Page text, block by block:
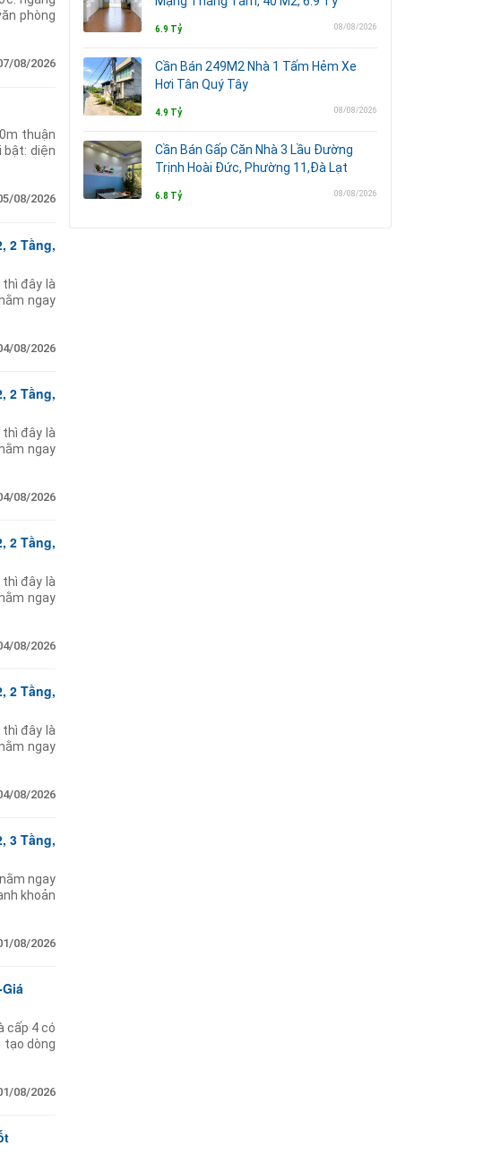
phòng
08/2026
thuận
bật: diện
08/2026
2 Tầng,
đây là
ngay
08/2026
2 Tầng,
đây là
ngay
08/2026
2 Tầng,
đây là
ngay
08/2026
2 Tầng,
đây là
ngay
08/2026
3 Tầng,
ngay
khoản
08/2026
cấp 4 có
tạo dòng
08/2026
6.9 Tỷ 08/08/2026
Cần Bán 249M2 Nhà 1 Tấm Hẻm Xe
Hơi Tân Quý Tây
4.9 Tỷ 08/08/2026
Cần Bán Gấp Căn Nhà 3 Lầu Đường
Trịnh Hoài Đức, Phường 11,Đà Lạt
6.8 Tỷ 08/08/2026